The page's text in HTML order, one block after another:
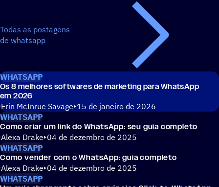
Todas as postagens
de whatsapp
WHATSAPP
Os 8 melhores softwares de marketing para WhatsApp
em 2026
Erin McInrue Savage 15 de janeiro de 2026
WHATSAPP
Como criar um link do WhatsApp: seu guia completo
Alexa Drake 04 de dezembro de 2025
WHATSAPP
Como vender com o WhatsApp: guia completo
Alexa Drake 04 de dezembro de 2025
WHATSAPP